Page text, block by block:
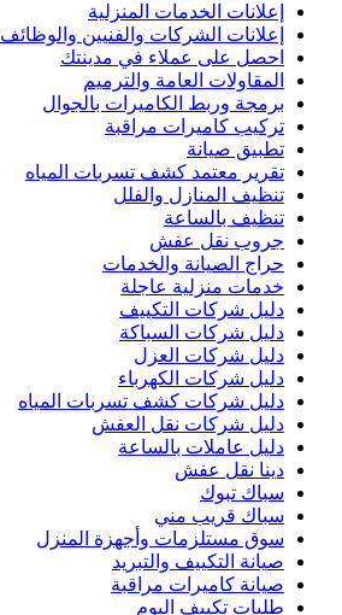
إعلانات الخدمات المنزلية
إعلانات الشركات والفنيين والوظائف
احصل على عملاء في مدينتك
المقاولات العامة والترميم
برمجة وربط الكاميرات بالجوال
تركيب كاميرات مراقبة
تطبيق صيانة
تقرير معتمد كشف تسربات المياه
تنظيف المنازل والفلل
تنظيف بالساعة
جروب نقل عفش
حراج الصيانة والخدمات
خدمات منزلية عاجلة
دليل شركات التكييف
دليل شركات السباكة
دليل شركات العزل
دليل شركات الكهرباء
دليل شركات كشف تسربات المياه
دليل شركات نقل العفش
دليل عاملات بالساعة
دينا نقل عفش
سباك تبوك
سباك قريب مني
سوق مستلزمات وأجهزة المنزل
صيانة التكييف والتبريد
صيانة كاميرات مراقبة
طلبات تكييف اليوم